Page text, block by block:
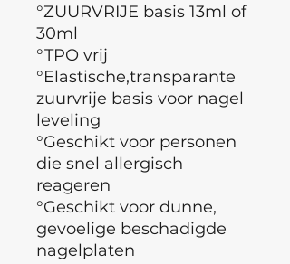
°ZUURVRIJE basis 13ml of
30ml
°TPO vrij
°Elastische,transparante
zuurvrije basis voor nagel
leveling
°Geschikt voor personen
die snel allergisch
reageren
°Geschikt voor dunne,
gevoelige beschadigde
nagelplaten